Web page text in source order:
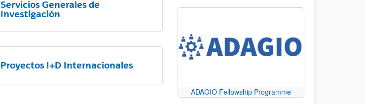
Servicios Generales de
Investigación
Proyectos I+D Internacionales
ADAGIO Fellowship Programme